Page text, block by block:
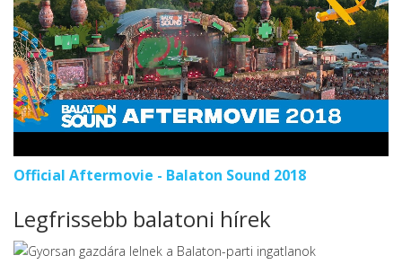
Official Aftermovie - Balaton Sound 2018
Legfrissebb balatoni hírek